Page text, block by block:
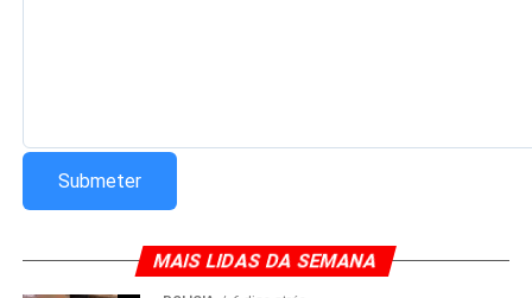
MAIS LIDAS DA SEMANA